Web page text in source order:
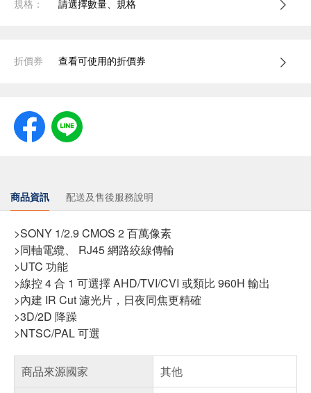
規格： 請選擇數量、規格
折價券 查看可使用的折價券
商品資訊 配送及售後服務說明
>SONY 1/2.9 CMOS 2 百萬像素
>同軸電纜、 RJ45 網路絞線傳輸
>UTC 功能
>線控 4 合 1 可選擇 AHD/TVI/CVI 或類比 960H 輸出
>內建 IR Cut 濾光片，日夜同焦更精確
>3D/2D 降躁
>NTSC/PAL 可選
商品來源國家
其他